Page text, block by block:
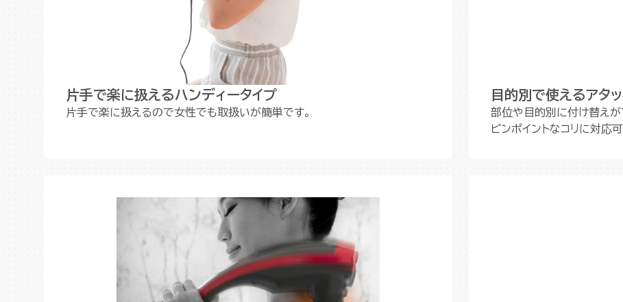
片手で楽に扱えるハンディータイプ
片手で楽に扱えるので女性でも取扱いが簡単です。
目的別で使えるアタ
部位や目的別に付け替えが
ピンポイントなコリに対応可